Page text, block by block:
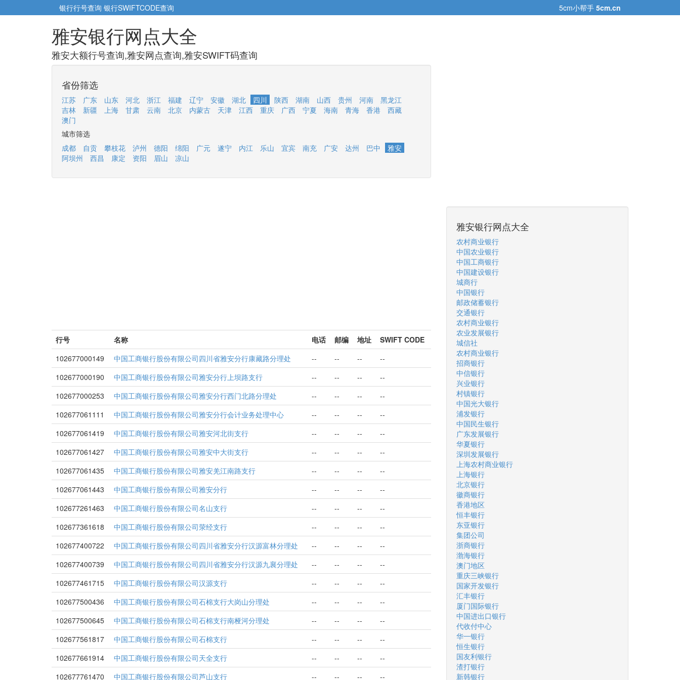
银行行号查询 银行SWIFTCODE查询 5cm小帮手 5cm.cn
雅安银行网点大全
雅安大额行号查询,雅安网点查询,雅安SWIFT码查询
省份筛选
江苏 广东 山东 河北 浙江 福建 辽宁 安徽 湖北 四川 陕西 湖南 山西 贵州 河南
黑龙江
吉林
新疆 上海 甘肃 云南 北京 内蒙古 天津 江西 重庆 广西 宁夏 海南 青海 香港
西藏
澳门
城市筛选
成都
自贡 攀枝花 泸州 德阳 绵阳 广元 遂宁 内江 乐山 宜宾 南充 广安 达州 巴中
雅安
阿坝州
西昌 康定 资阳 眉山 凉山
行号 名称 电话 邮编 地址
SWIFT CODE
102677000149
中国工商银行股份有限公司四川省雅安分行康藏路分理处 -- -- --
--
102677000190
中国工商银行股份有限公司雅安分行上坝路支行 -- -- --
--
102677000253
中国工商银行股份有限公司雅安分行西门北路分理处 -- -- --
--
102677061111
中国工商银行股份有限公司雅安分行会计业务处理中心 -- -- --
--
102677061419
中国工商银行股份有限公司雅安河北街支行 -- -- --
--
102677061427
中国工商银行股份有限公司雅安中大街支行 -- -- --
--
102677061435
中国工商银行股份有限公司雅安羌江南路支行 -- -- --
--
102677061443
中国工商银行股份有限公司雅安分行 -- -- --
--
102677261463
中国工商银行股份有限公司名山支行 -- -- --
--
102677361618
中国工商银行股份有限公司荥经支行 -- -- --
--
102677400722
中国工商银行股份有限公司四川省雅安分行汉源富林分理处 -- -- --
--
102677400739
中国工商银行股份有限公司四川省雅安分行汉源九襄分理处 -- -- --
--
102677461715
中国工商银行股份有限公司汉源支行 -- -- --
--
102677500436
中国工商银行股份有限公司石棉支行大岗山分理处 -- -- --
--
102677500645
中国工商银行股份有限公司石棉支行南桠河分理处 -- -- --
--
102677561817
中国工商银行股份有限公司石棉支行 -- -- --
--
102677661914
中国工商银行股份有限公司天全支行 -- -- --
--
102677761470
中国工商银行股份有限公司芦山支行 -- -- --
--
雅安银行网点大全
农村商业银行
中国农业银行
中国工商银行
中国建设银行
城商行
中国银行
邮政储蓄银行
交通银行
农村商业银行
农业发展银行
城信社
农村商业银行
招商银行
中信银行
兴业银行
村镇银行
中国光大银行
浦发银行
中国民生银行
广东发展银行
华夏银行
深圳发展银行
上海农村商业银行
上海银行
北京银行
徽商银行
香港地区
恒丰银行
东亚银行
集团公司
浙商银行
渤海银行
澳门地区
重庆三峡银行
国家开发银行
汇丰银行
厦门国际银行
中国进出口银行
代收付中心
华一银行
恒生银行
国友利银行
渣打银行
新韩银行